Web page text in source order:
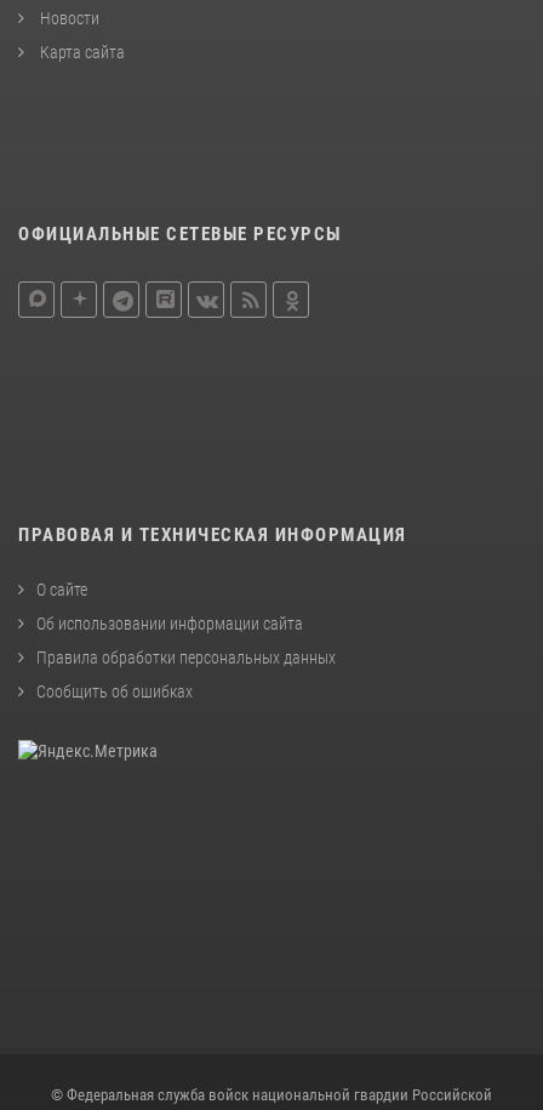
Новости
Карта сайта
ОФИЦИАЛЬНЫЕ СЕТЕВЫЕ РЕСУРСЫ
ПРАВОВАЯ И ТЕХНИЧЕСКАЯ ИНФОРМАЦИЯ
О сайте
Об использовании информации сайта
Правила обработки персональных данных
Сообщить об ошибках
© Федеральная служба войск национальной гвардии Российской